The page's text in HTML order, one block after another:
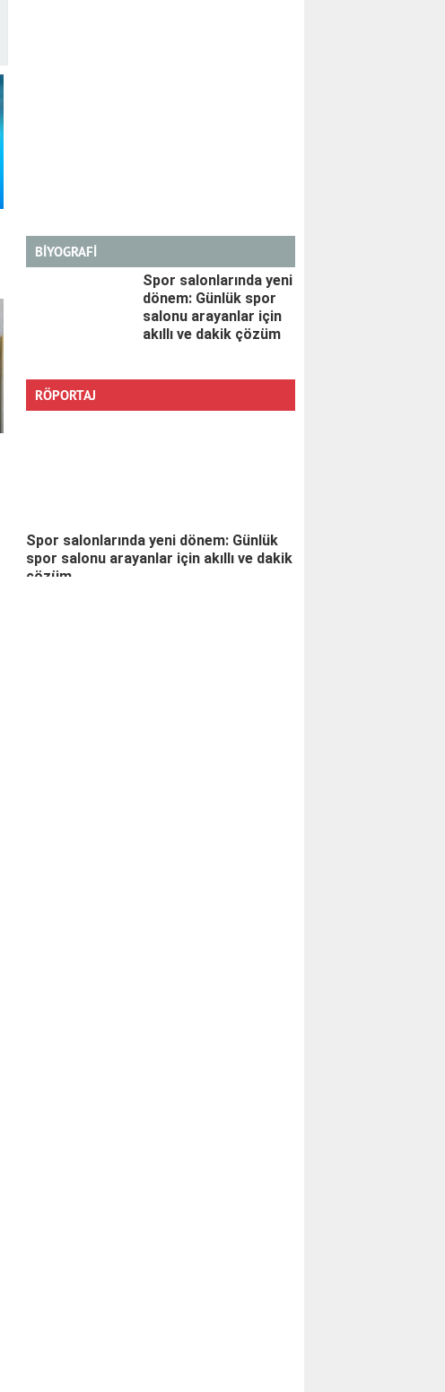
BİYOGRAFİ
Spor salonlarında yeni
dönem: Günlük spor
salonu arayanlar için
akıllı ve dakik çözüm
RÖPORTAJ
Spor salonlarında yeni dönem: Günlük
spor salonu arayanlar için akıllı ve dakik
çözüm